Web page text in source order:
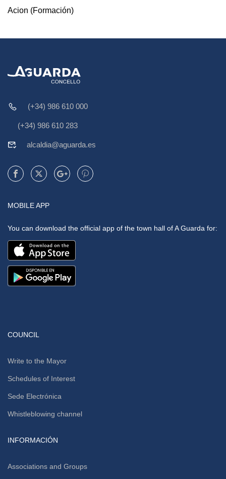
Acion (Formación)
(+34) 986 610 000
(+34) 986 610 283
alcaldia@aguarda.es
MOBILE APP
You can download the official app of the town hall of A Guarda for:
COUNCIL
Write to the Mayor
Schedules of Interest
Sede Electrónica
Whistleblowing channel
INFORMACIÓN
Associations and Groups